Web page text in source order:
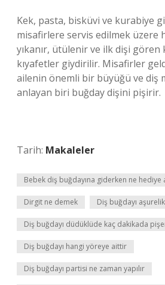
Kek, pasta, bisküvi ve kurabiye
misafirlere servis edilmek üzere
yıkanır, ütülenir ve ilk dişi gören
kıyafetler giydirilir. Misafirler
ailenin önemli bir büyüğü ve diş
anlayan biri buğday dişini pişirir.
Tarih: Makaleler
Bebek diş buğdayına giderken ne hediye
Dirgit ne demek Diş buğdayı
Diş buğdayı düdüklüde kaç dakikada
Diş buğdayı hangi yöreye aittir
Diş buğdayı partisi ne zaman yapılır